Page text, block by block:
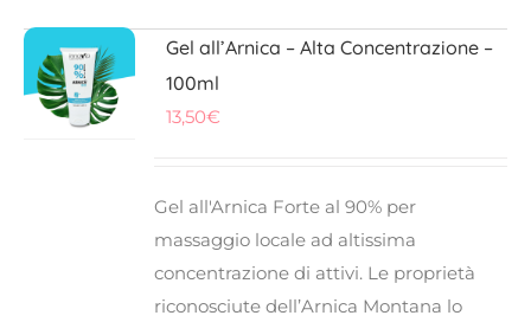
Gel all’Arnica – Alta Concentrazione –
100ml
13,50€
Gel all'Arnica Forte al90% per
massaggio locale ad altissima
concentrazione di attivi. Le proprietà
riconosciute dell’Arnica Montana lo